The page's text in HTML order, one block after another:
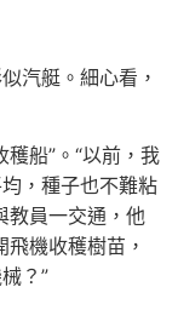
汽艇。細心看，
船”。“以前，我
，種子也不難粘
教員一交通，他
機收穫樹苗，
？”